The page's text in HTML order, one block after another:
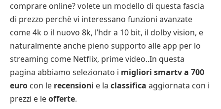
comprare online? volete un modello di questa fascia
di prezzo perchè vi interessano funzioni avanzate
come 4k o il nuovo 8k, l’hdr a 10 bit, il dolby vision, e
naturalmente anche pieno supporto alle app per lo
streaming come Netflix, prime video..In questa
pagina abbiamo selezionato i migliori smartv a 700
euro con le recensioni e la classifica aggiornata con i
prezzi e leofferte.